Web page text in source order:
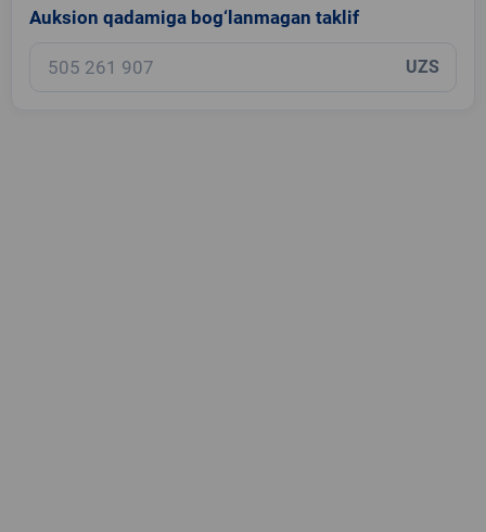
Auksion qadamiga bog‘lanmagan taklif
UZS